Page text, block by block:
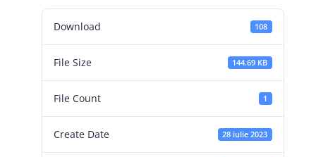
Download 108
File Size 144.69 KB
File Count 1
Create Date 28 iulie 2023